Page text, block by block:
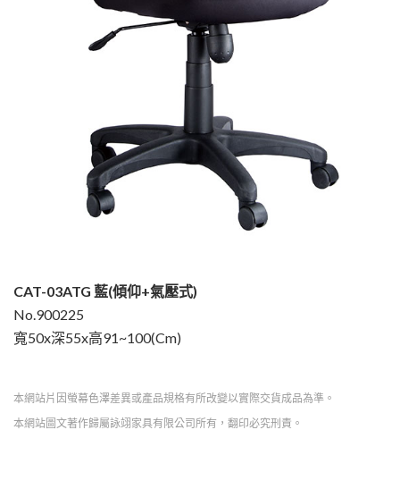
CAT-03ATG 藍(傾仰+氣壓式)
No.900225
寬50x深55x高91~100(Cm)
本網站片因螢幕色澤差異或產品規格有所改變以實際交貨成品為準。
本網站圖文著作歸屬詠翊家具有限公司所有，翻印必究刑責。